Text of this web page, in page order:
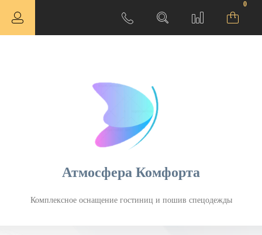
0
Атмосфера Комфорта
Комплексное оснащение гостиниц и пошив спецодежды